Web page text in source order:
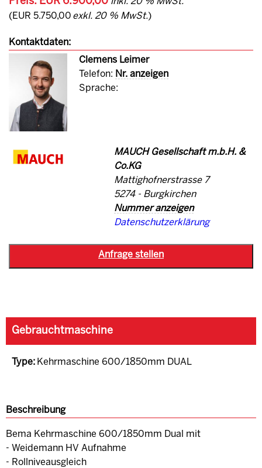
(EUR 5.750,00 exkl. 20 % MwSt.)
Kontaktdaten:
Clemens Leimer
Telefon: Nr. anzeigen
Sprache:
MAUCH Gesellschaft m.b.H. &
Co.KG
Mattighofnerstrasse 7
5274 - Burgkirchen
Nummer anzeigen
Datenschutzerklärung
Gebrauchtmaschine
Type: Kehrmaschine 600/1850mm DUAL
Beschreibung
Bema Kehrmaschine 600/1850mm Dual mit
- Weidemann HV Aufnahme
- Rollniveausgleich